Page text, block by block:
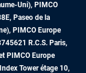
Uni), PIMCO
Paseo de la
PIMCO Europe
R.C.S. Paris,
PIMCO Europe
Tower étage 10,